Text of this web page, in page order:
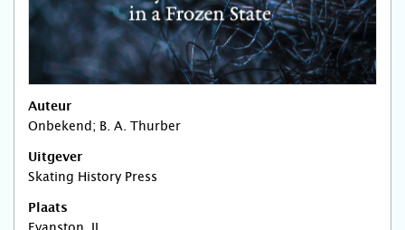
Auteur
Onbekend; B. A. Thurber
Uitgever
Skating History Press
Plaats